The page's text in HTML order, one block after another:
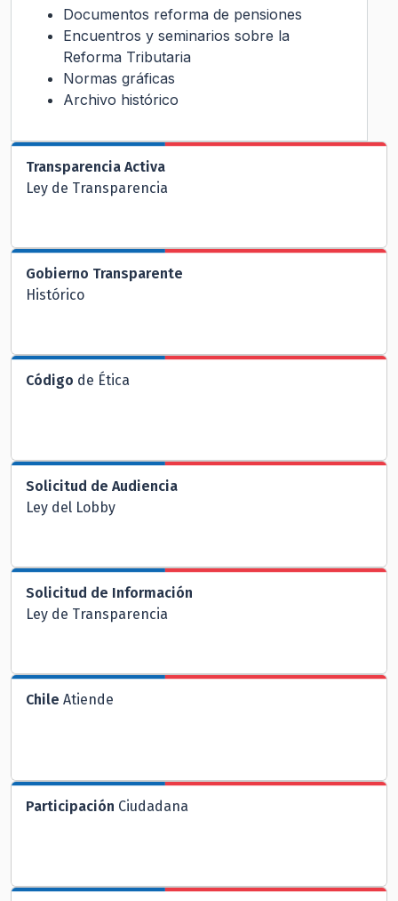
Documentos reforma de pensiones
Encuentros y seminarios sobre la
Reforma Tributaria
Normas gráficas
Archivo histórico
Transparencia Activa
Ley de Transparencia
Gobierno Transparente
Histórico
Código de Ética
Solicitud de Audiencia
Ley del Lobby
Solicitud de Información
Ley de Transparencia
Chile Atiende
Participación Ciudadana